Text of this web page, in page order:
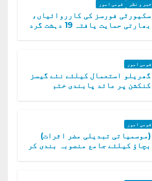
خبر و نظر قومی امور
سکیورٹی فورسز کی کارروائیاں،
بھارتی حمایت یافتہ 19 دہشت گرد
قومی امور
گھریلو استعمال کیلئے نئے گیسز
کنکشن پر عائد پابندی ختم
قومی امور
(موسمیاتی تبدیلی مضر اثرات)
بچاؤ کیلئے جامع منصوبہ بندی کر